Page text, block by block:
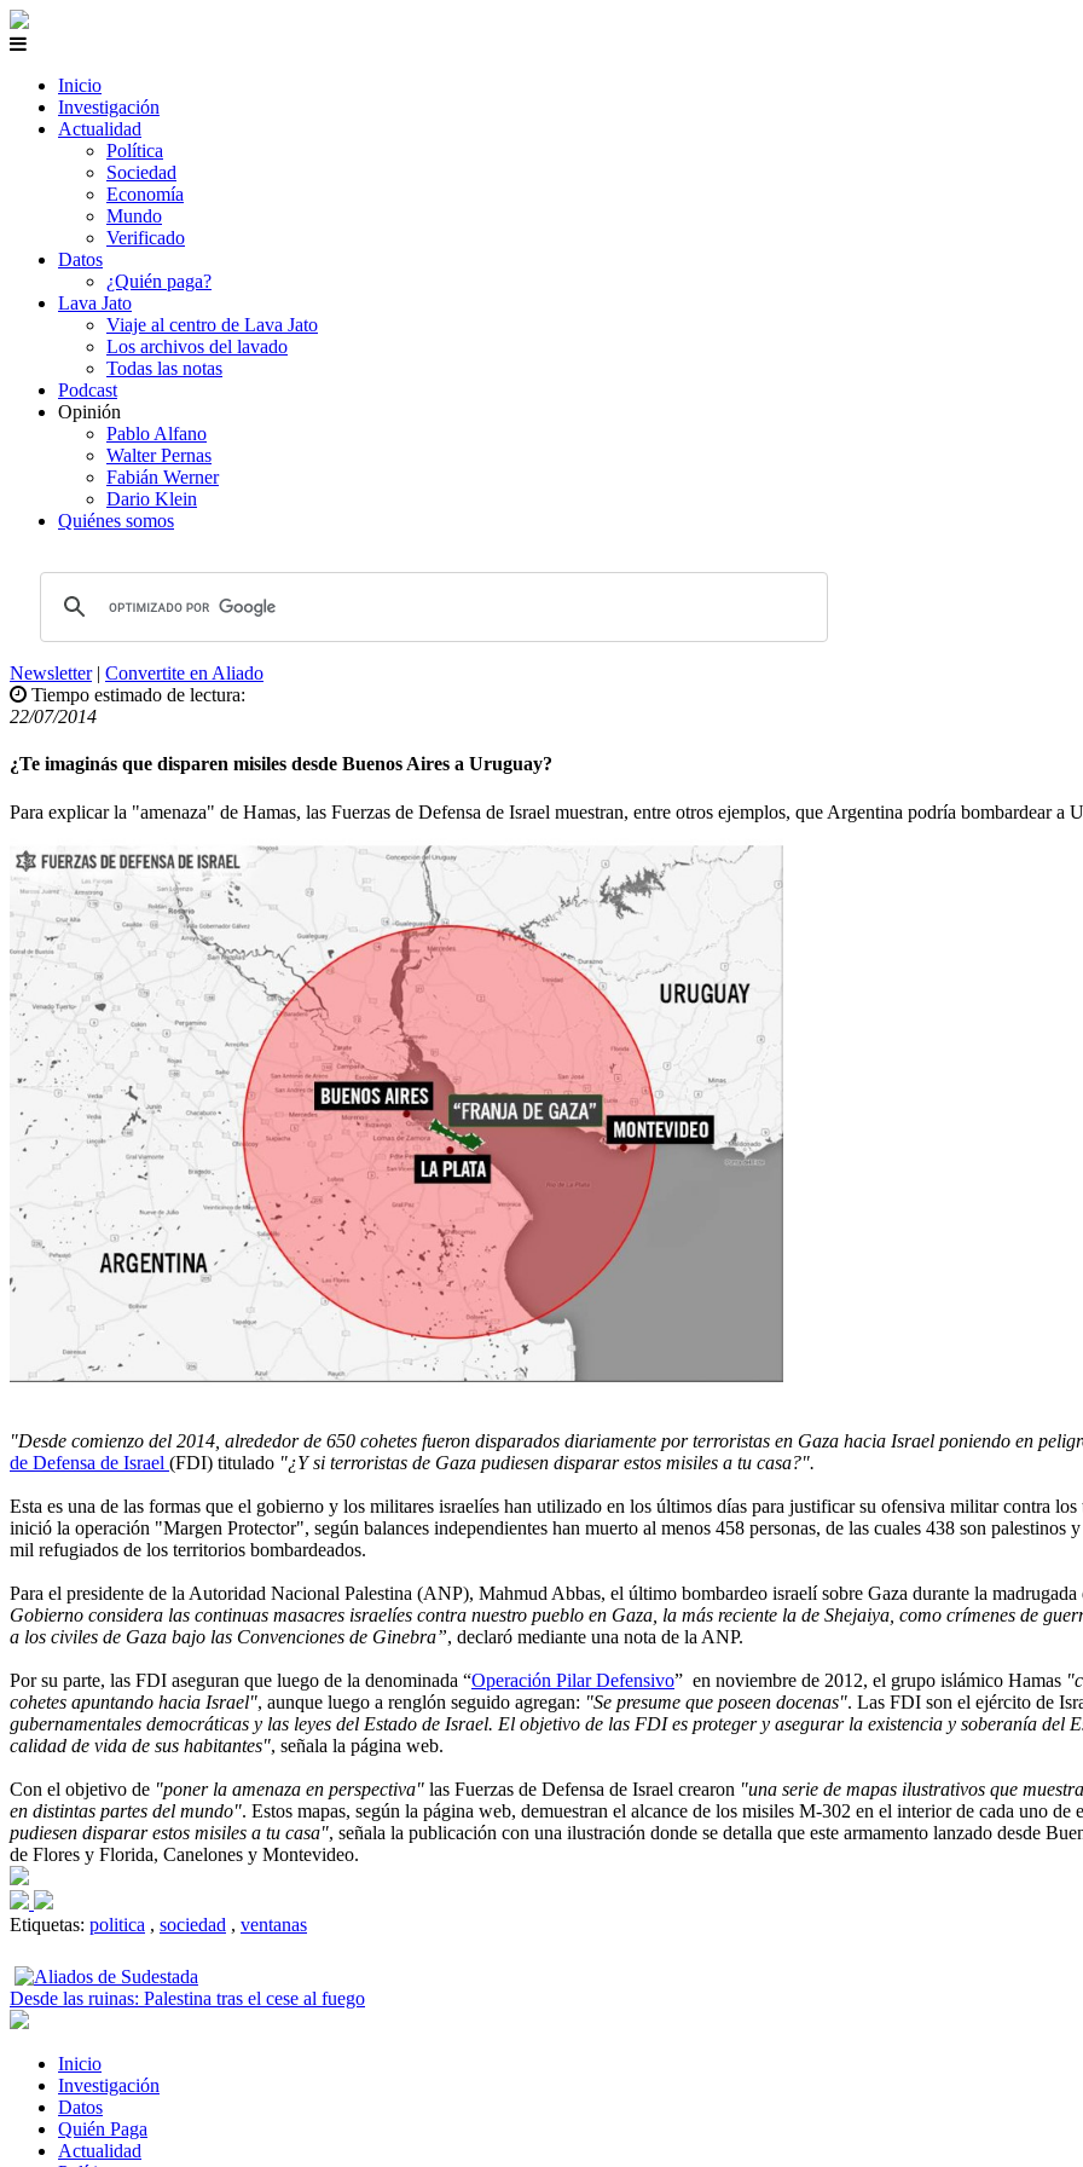
Inicio
Investigación
Actualidad
Política
Sociedad
Economía
Mundo
Verificado
Datos
¿Quién paga?
Lava Jato
Viaje al centro de Lava Jato
Los archivos del lavado
Todas las notas
Podcast
Opinión
Pablo Alfano
Walter Pernas
Fabián Werner
Dario Klein
Quiénes somos
Newsletter| Convertite en Aliado
Tiempo estimado de lectura:
22/07/2014
¿Te imaginás que disparen misiles desde Buenos Aires a Uruguay?
Para explicar la "amenaza" de Hamas, las Fuerzas de Defensa de Israel muestran, entre otros ejemplos, que Argentina podría bombardear a
"Desde comienzo del 2014, alrededor de 650 cohetes fueron disparados diariamente por terroristas en Gaza hacia Israel poniendo en
de Defensa de Israel (FDI) titulado "¿Y si terroristas de Gaza pudiesen disparar estos misiles a tu casa?".
Esta es una de las formas que el gobierno y los militares israelíes han utilizado en los últimos días para justificar su ofensiva militar contra
inició la operación "Margen Protector", según balances independientes han muerto al menos 458 personas, de las cuales 438 son palestinos
mil refugiados de los territorios bombardeados.
Para el presidente de la Autoridad Nacional Palestina (ANP), Mahmud Abbas, el último bombardeo israelí sobre Gaza durante la
Gobierno considera las continuas masacres israelíes contra nuestro pueblo en Gaza, la más reciente la de Shejaiya, como crímenes de
a los civiles de Gaza bajo las Convenciones de Ginebra”, declaró mediante una nota de la ANP.
Por su parte, las FDI aseguran que luego de la denominada “Operación Pilar Defensivo” en noviembre de 2012, el grupo islámico Hamas
cohetes apuntando hacia Israel", aunque luego a renglón seguido agregan: "Se presume que poseen docenas". Las FDI son el ejército de
gubernamentales democráticas y las leyes del Estado de Israel. El objetivo de las FDI es proteger y asegurar la existencia y soberanía del
calidad de vida de sus habitantes", señala la página web.
Con el objetivo de "poner la amenaza en perspectiva" las Fuerzas de Defensa de Israel crearon "una serie de mapas ilustrativos que
en distintas partes del mundo". Estos mapas, según la página web, demuestran el alcance de los misiles M-302 en el interior de cada uno de
pudiesen disparar estos misiles a tu casa", señala la publicación con una ilustración donde se detalla que este armamento lanzado desde
de Flores y Florida, Canelones y Montevideo.
Etiquetas: politica , sociedad , ventanas
Desde las ruinas: Palestina tras el cese al fuego
Inicio
Investigación
Datos
Quién Paga
Actualidad